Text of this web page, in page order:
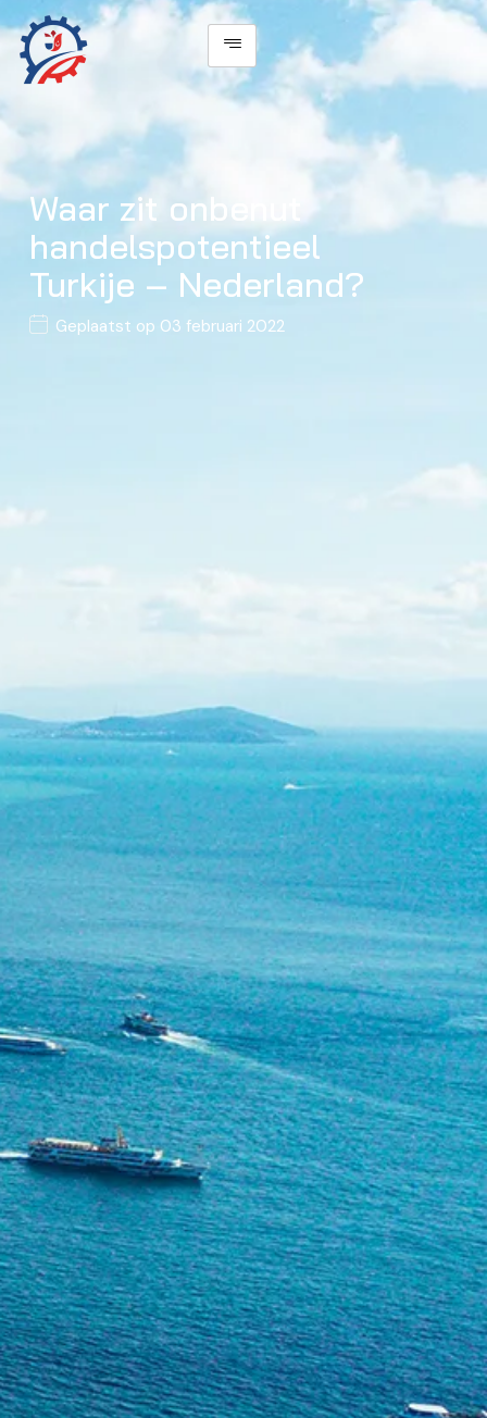
Waar zit onbenut
handelspotentieel
Turkije – Nederland?
Geplaatst op 03 februari 2022